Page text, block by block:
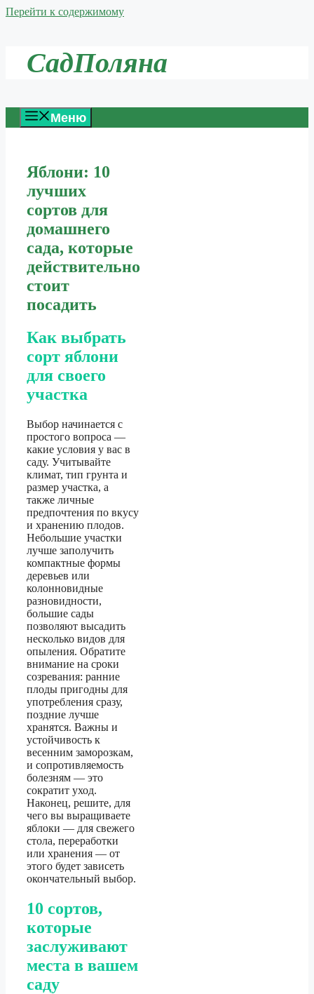
Перейти к содержимому
СадПоляна
Меню
Яблони: 10
лучших
сортов для
домашнего
сада, которые
действительно
стоит
посадить
Как выбрать
сорт яблони
для своего
участка
Выбор начинается с
простого вопроса —
какие условия у вас в
саду. Учитывайте
климат, тип грунта и
размер участка, а
также личные
предпочтения по вкусу
и хранению плодов.
Небольшие участки
лучше заполучить
компактные формы
деревьев или
колонновидные
разновидности,
большие сады
позволяют высадить
несколько видов для
опыления. Обратите
внимание на сроки
созревания: ранние
плоды пригодны для
употребления сразу,
поздние лучше
хранятся. Важны и
устойчивость к
весенним заморозкам,
и сопротивляемость
болезням — это
сократит уход.
Наконец, решите, для
чего вы выращиваете
яблоки — для свежего
стола, переработки
или хранения — от
этого будет зависеть
окончательный выбор.
10 сортов,
которые
заслуживают
места в вашем
саду